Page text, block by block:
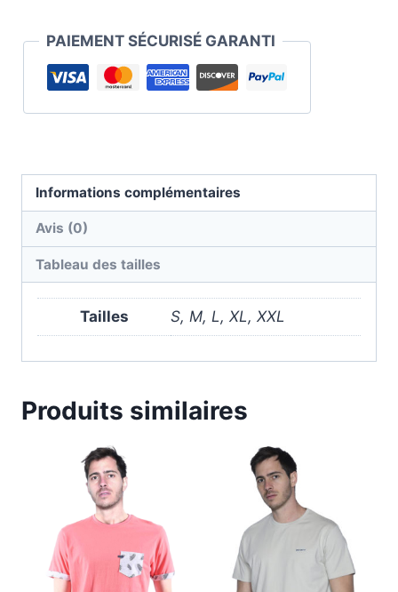
PAIEMENT SÉCURISÉ GARANTI
Informations complémentaires
Avis (0)
Tableau des tailles
Tailles S, M, L, XL, XXL
Produits similaires